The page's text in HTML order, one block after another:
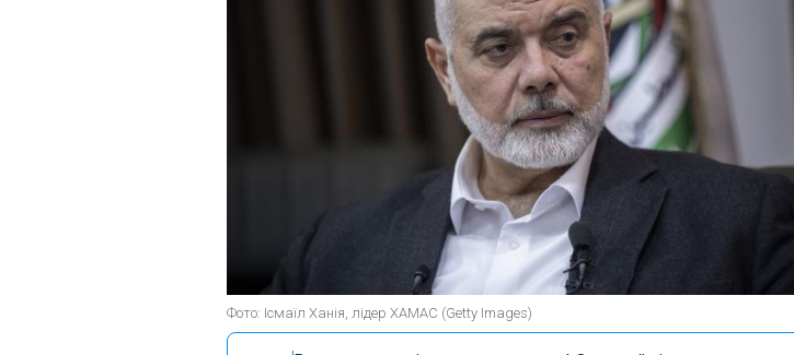
Фото: Ісмаїл Ханія, лідер ХАМАС (Getty Images)